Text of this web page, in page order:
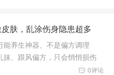
肤，乱涂伤身隐患超多
能养生神器、不是偏方调理
抹、跟风偏方，只会悄悄损伤
0评论